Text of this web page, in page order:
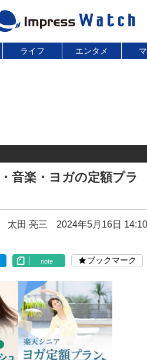
ライフ エンタメ
音楽・ヨガの定額プラ
太田 亮三 2024年5月16日 14:10
note ブックマーク